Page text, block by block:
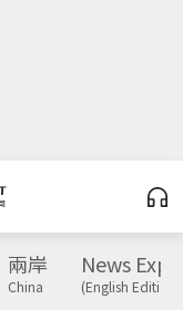
兩岸
China
News
(English Edition)